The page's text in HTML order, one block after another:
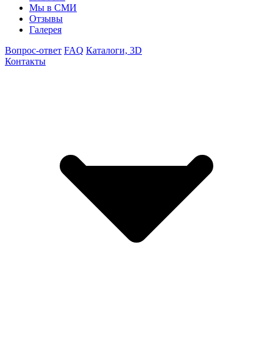
Мы в СМИ
Отзывы
Галерея
Вопрос-ответ FAQ Каталоги, 3D
Контакты